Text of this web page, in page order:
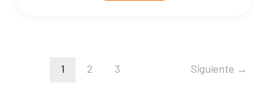
1 2 3 Siguiente →